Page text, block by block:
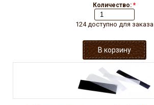
Количество: *
124 доступно для заказа